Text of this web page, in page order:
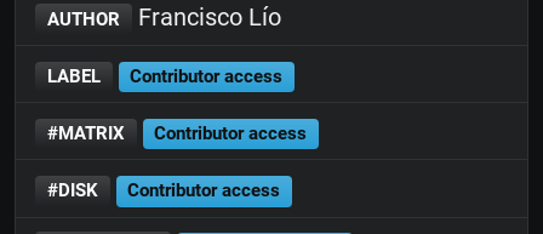
AUTHOR Francisco Lío
LABEL Contributor access
#MATRIX Contributor access
#DISK Contributor access